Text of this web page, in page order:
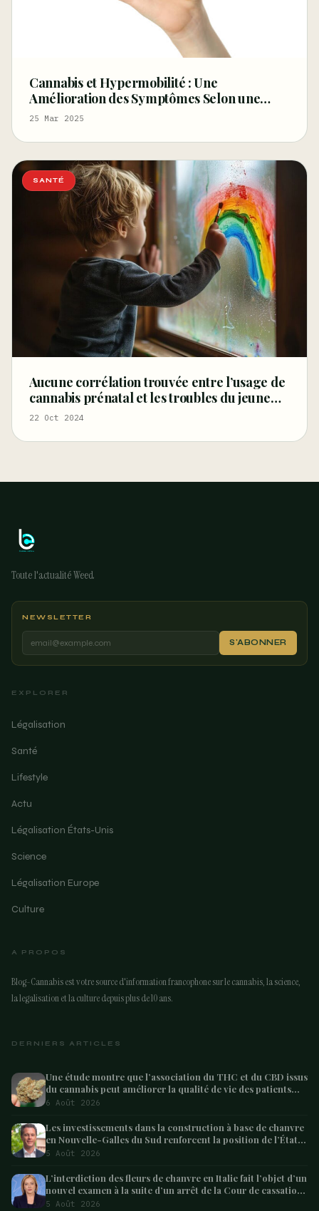
Cannabis et Hypermobilité : Une
Amélioration des Symptômes Selon une
Étude Britannique
25 Mar 2025
SANTÉ
Aucune corrélation trouvée entre l’usage de
cannabis prénatal et les troubles du jeune
enfant
22 Oct 2024
Toute l'actualité Weed
NEWSLETTER
S'ABONNER
EXPLORER
Légalisation
Santé
Lifestyle
Actu
Légalisation États-Unis
Science
Légalisation Europe
Culture
A PROPOS
Blog-Cannabis est votre source d'information francophone sur le cannabis, la science,
la legalisation et la culture depuis plus de 10 ans.
DERNIERS ARTICLES
Une étude montre que l’association du THC et du CBD issus
du cannabis peut améliorer la qualité de vie des patients
atteints de démence – Marijuana Moment
6 Août 2026
Les investissements dans la construction à base de chanvre
en Nouvelle-Galles du Sud renforcent la position de l’État
en tant que leader australien
5 Août 2026
L’interdiction des fleurs de chanvre en Italie fait l’objet d’un
nouvel examen à la suite d’un arrêt de la Cour de cassation
concernant les saisies
5 Août 2026